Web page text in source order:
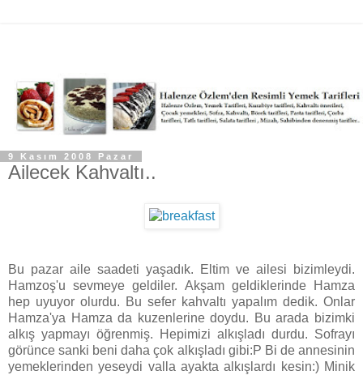
9 Kasım 2008 Pazar
Ailecek Kahvaltı..
Bu pazar aile saadeti yaşadık. Eltim ve ailesi bizimleydi.
Hamzoş'u sevmeye geldiler. Akşam geldiklerinde Hamza
hep uyuyor olurdu. Bu sefer kahvaltı yapalım dedik. Onlar
Hamza'ya Hamza da kuzenlerine doydu. Bu arada bizimki
alkış yapmayı öğrenmiş. Hepimizi alkışladı durdu. Sofrayı
görünce sanki beni daha çok alkışladı gibi:P Bi de annesinin
yemeklerinden yeseydi valla ayakta alkışlardı kesin:) Minik